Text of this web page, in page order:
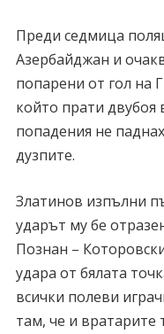
Преди седмица
Азербайджан и
попарени от гол на
който прати
попадения не
дузпите.
Златинов изпълни
ударът му бе
Познан –
удара от бялата
всички полеви
там, че и вратарите